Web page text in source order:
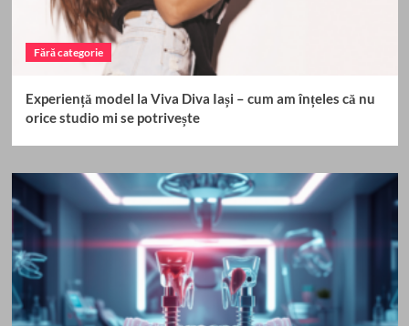
Fără categorie
Experiență model la Viva Diva Iași – cum am înțeles că nu
orice studio mi se potrivește